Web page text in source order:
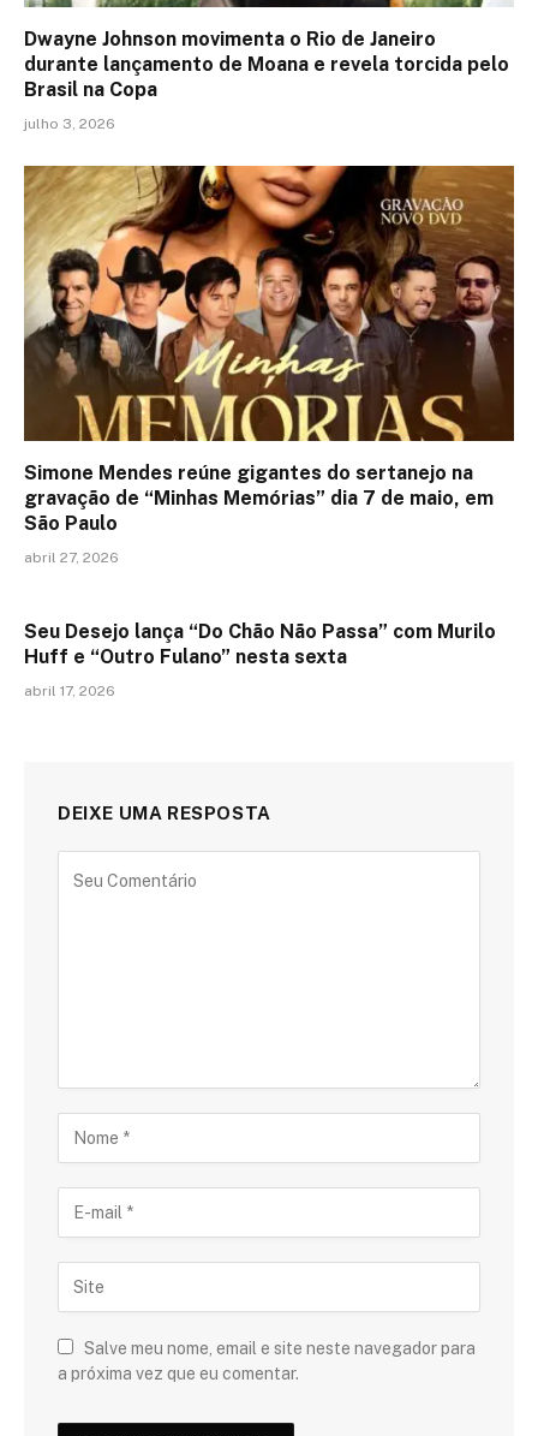
Dwayne Johnson movimenta o Rio de Janeiro
durante lançamento de Moana e revela torcida pelo
Brasil na Copa
julho 3, 2026
Simone Mendes reúne gigantes do sertanejo na
gravação de “Minhas Memórias” dia 7 de maio, em
São Paulo
abril 27, 2026
Seu Desejo lança “Do Chão Não Passa” com Murilo
Huff e “Outro Fulano” nesta sexta
abril 17, 2026
DEIXE UMA RESPOSTA
Salve meu nome, email e site neste navegador para
a próxima vez que eu comentar.